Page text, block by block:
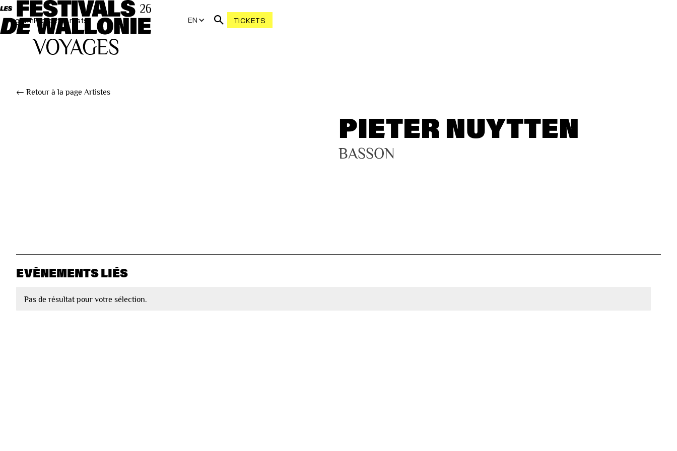
ProgramProjectsArtists EN TICKETS
← Retour à la page Artistes
PIETER NUYTTEN
BASSON
EVÈNEMENTS LIÉS
Pas de résultat pour votre sélection.